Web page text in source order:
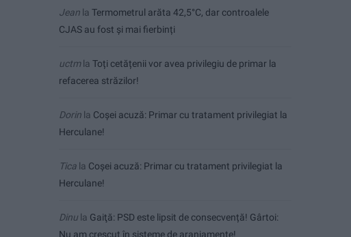
Jean la Termometrul arăta 42,5°C, dar controalele
CJAS au fost și mai fierbinți
uctmla Toți cetățenii vor avea privilegiu de primar la
refacerea străzilor!
Dorin la Coșei acuză: Primar cu tratament privilegiat la
Herculane!
Tica la Coșei acuză: Primar cu tratament privilegiat la
Herculane!
Dinu la Gaiţă: PSD este lipsit de consecvență! Gârtoi:
Nu am crescut în sisteme de aranjamente!